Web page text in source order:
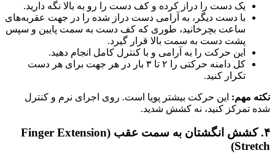
یک دست را دراز کرده و کف دست را رو به بالا نگه دارید.
با دست دیگر، به آرامی دست دراز شده را در جهت عقربه‌های
ساعت بچرخانید، طوری که کف دست به سمت پایین و سپس
پشت دست به سمت بالا قرار گیرد.
این حرکت را به آرامی و با کنترل کامل انجام دهید.
کل دامنه حرکتی را ۲ تا ۳ بار در هر جهت برای هر دست
تکرار کنید.
نکته مهم: این حرکت بیشتر پویا است. روی اجرای نرم و کنترل
شده تمرکز کنید، نه کشش شدید.
۴. کشش انگشتان به سمت عقب (Finger Extension
Stretch)